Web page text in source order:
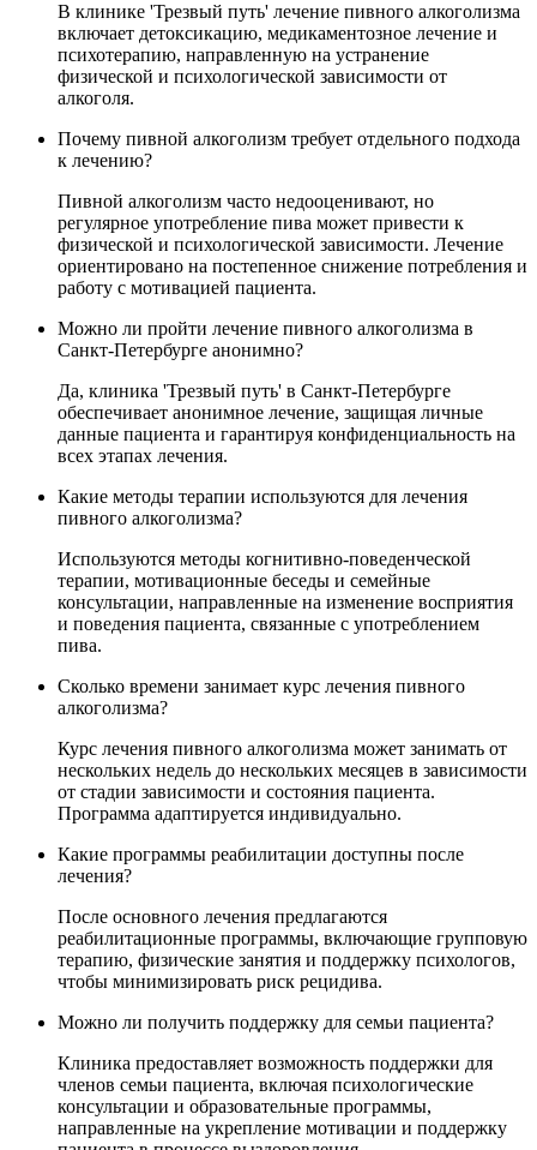
В клинике 'Трезвый путь' лечение пивного алкоголизма
включает детоксикацию, медикаментозное лечение и
психотерапию, направленную на устранение
физической и психологической зависимости от
алкоголя.
Почему пивной алкоголизм требует отдельного подхода
к лечению?
Пивной алкоголизм часто недооценивают, но
регулярное употребление пива может привести к
физической и психологической зависимости. Лечение
ориентировано на постепенное снижение потребления и
работу с мотивацией пациента.
Можно ли пройти лечение пивного алкоголизма в
Санкт-Петербурге анонимно?
Да, клиника 'Трезвый путь' в Санкт-Петербурге
обеспечивает анонимное лечение, защищая личные
данные пациента и гарантируя конфиденциальность на
всех этапах лечения.
Какие методы терапии используются для лечения
пивного алкоголизма?
Используются методы когнитивно-поведенческой
терапии, мотивационные беседы и семейные
консультации, направленные на изменение восприятия
и поведения пациента, связанные с употреблением
пива.
Сколько времени занимает курс лечения пивного
алкоголизма?
Курс лечения пивного алкоголизма может занимать от
нескольких недель до нескольких месяцев в зависимости
от стадии зависимости и состояния пациента.
Программа адаптируется индивидуально.
Какие программы реабилитации доступны после
лечения?
После основного лечения предлагаются
реабилитационные программы, включающие групповую
терапию, физические занятия и поддержку психологов,
чтобы минимизировать риск рецидива.
Можно ли получить поддержку для семьи пациента?
Клиника предоставляет возможность поддержки для
членов семьи пациента, включая психологические
консультации и образовательные программы,
направленные на укрепление мотивации и поддержку